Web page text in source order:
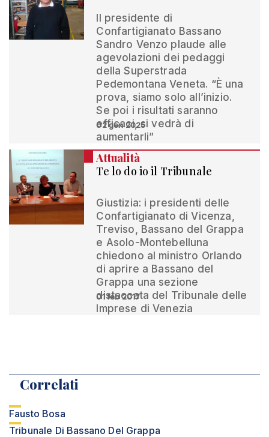
Il presidente di
Confartigianato Bassano
Sandro Venzo plaude alle
agevolazioni dei pedaggi
della Superstrada
Pedemontana Veneta. “È una
prova, siamo solo all’inizio.
Se poi i risultati saranno
efficaci, si vedrà di
aumentarli”
02 gen 2025
Attualità
Te lo do io il Tribunale
Giustizia: i presidenti delle
Confartigianato di Vicenza,
Treviso, Bassano del Grappa
e Asolo-Montebelluna
chiedono al ministro Orlando
di aprire a Bassano del
Grappa una sezione
distaccata del Tribunale delle
Imprese di Venezia
01 feb 2017
Correlati
Fausto Bosa
Tribunale Di Bassano Del Grappa